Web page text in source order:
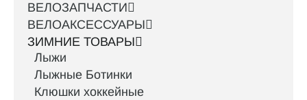
ВЕЛОЗАПЧАСТИ
ВЕЛОАКСЕССУАРЫ
ЗИМНИЕ ТОВАРЫ
Лыжи
Лыжные Ботинки
Клюшки хоккейные